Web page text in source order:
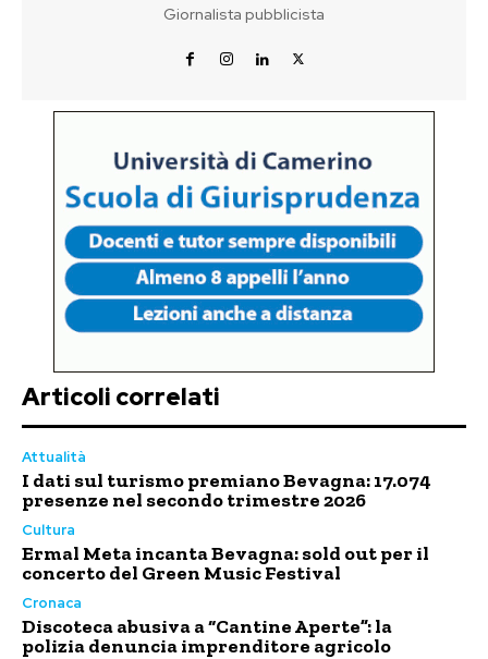
Giornalista pubblicista
Articoli correlati
Attualità
I dati sul turismo premiano Bevagna: 17.074
presenze nel secondo trimestre 2026
Cultura
Ermal Meta incanta Bevagna: sold out per il
concerto del Green Music Festival
Cronaca
Discoteca abusiva a “Cantine Aperte”: la
polizia denuncia imprenditore agricolo